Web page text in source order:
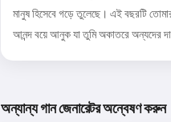
মানুষ হিসেবে গড়ে তুলেছে। এই বছরটি
আনন্দ বয়ে আনুক যা তুমি অকাতরে অন্যদের
অন্যান্য গান জেনারেটর অন্বেষণ করুন